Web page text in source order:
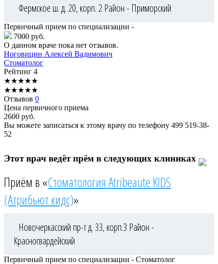
Фермское ш. д. 20, корп. 2 Район - Приморский
Первичный прием по специализации -
7000 руб.
О данном враче пока нет отзывов.
Ноговицин Алексей Вадимович
Стоматолог
Рейтинг 4
★★★★★
★★★★★
Отзывов 0
Цена первичного приема
2600 руб.
Вы можете записаться к этому врачу по телефону 499 519-38-
52
Этот врач ведёт прём в следующих клиниках
Приём в «Стоматология Atribeaute KIDS
(Атрибьют кидс)»
Новочеркасский пр-т д. 33, корп.3 Район -
Красногвардейский
Первичный прием по специализации - Стоматолог